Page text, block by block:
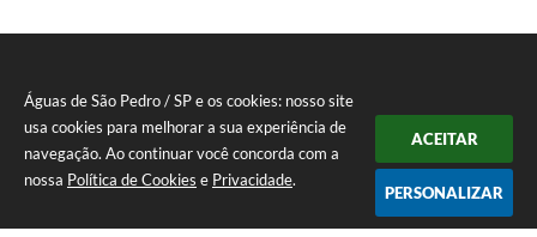
Águas de São Pedro / SP e os cookies: nosso site
usa cookies para melhorar a sua experiência de
navegação. Ao continuar você concorda com a
nossa Política de Cookies e Privacidade.
ACEITAR
PERSONALIZAR